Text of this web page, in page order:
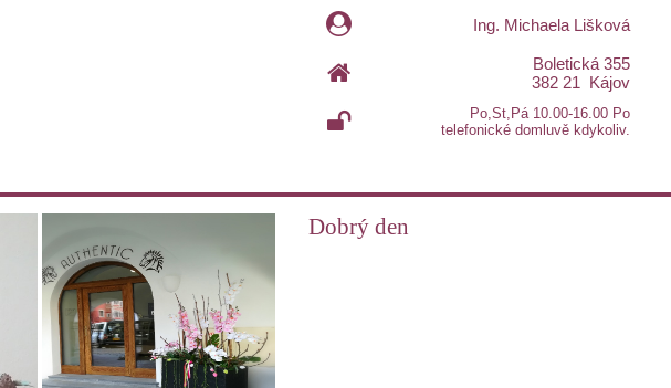
Ing. Michaela Lišková
Boletická 355
382 21 Kájov
Po,St,Pá 10.00-16.00 Po
telefonické domluvě kdykoliv.
Dobrý den